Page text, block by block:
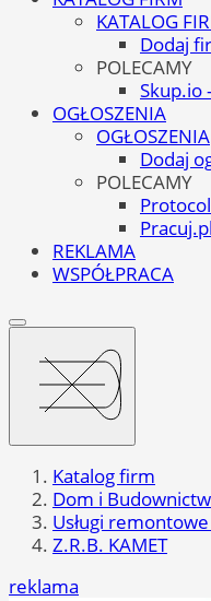
KATALOG
Dodaj
POLECAMY
Skup.io
OGŁOSZENIA
OGŁOSZENIA
Dodaj
POLECAMY
REKLAMA
WSPÓŁPRACA
Katalog firm
Dom i
Usługi
Z.R.B. KAMET
reklama